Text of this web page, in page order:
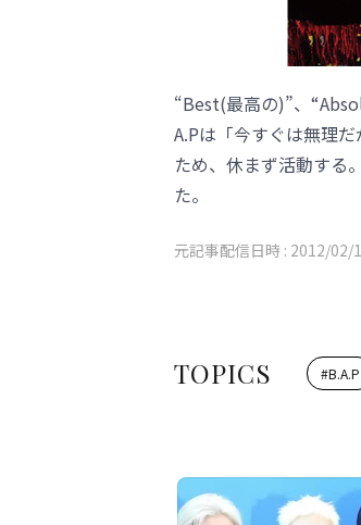
“Best(最高の)”、
A.Pは「今すぐは無理
ため、休まず活動する
た。
元記事配信日時 : 2012/02/
TOPICS #B.A.P